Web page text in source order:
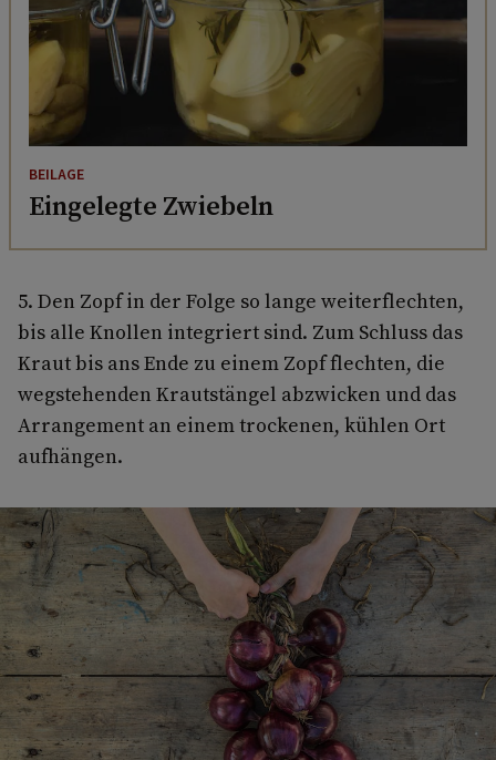
BEILAGE
Eingelegte Zwiebeln
5. Den Zopf in der Folge so lange weiterflechten,
bis alle Knollen integriert sind. Zum Schluss das
Kraut bis ans Ende zu einem Zopf flechten, die
wegstehenden Krautstängel abzwicken und das
Arrange­ment an einem trockenen, kühlen Ort
aufhängen.